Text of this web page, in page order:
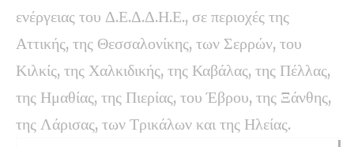
ενέργειας του Δ.Ε.Δ.Δ.Η.Ε., σε περιοχές της
Αττικής, της Θεσσαλονίκης, των Σερρών, του
Κιλκίς, της Χαλκιδικής, της Καβάλας, της Πέλλας,
της Ημαθίας, της Πιερίας, του Έβρου, της Ξάνθης,
της Λάρισας, των Τρικάλων και της Ηλείας.